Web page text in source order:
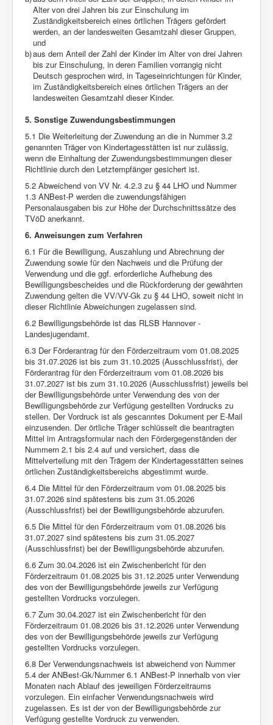
Alter von drei Jahren bis zur Einschulung im
Zuständigkeitsbereich eines örtlichen Trägers gefördert
werden, an der landesweiten Gesamtzahl dieser Gruppen,
und
b)aus dem Anteil der Zahl der Kinder im Alter von drei Jahren
bis zur Einschulung, in deren Familien vorrangig nicht
Deutsch gesprochen wird, in Tageseinrichtungen für Kinder,
im Zuständigkeitsbereich eines örtlichen Trägers an der
landesweiten Gesamtzahl dieser Kinder.
5. Sonstige Zuwendungsbestimmungen
5.1 Die Weiterleitung der Zuwendung an die in Nummer 3.2
genannten Träger von Kindertagesstätten ist nur zulässig,
wenn die Einhaltung der Zuwendungsbestimmungen dieser
Richtlinie durch den Letztempfänger gesichert ist.
5.2 Abweichend von VV Nr. 4.2.3 zu § 44 LHO und Nummer
1.3 ANBest-P werden die zuwendungsfähigen
Personalausgaben bis zur Höhe der Durchschnittssätze des
TVöD anerkannt.
6. Anweisungen zum Verfahren
6.1 Für die Bewilligung, Auszahlung und Abrechnung der
Zuwendung sowie für den Nachweis und die Prüfung der
Verwendung und die ggf. erforderliche Aufhebung des
Bewilligungsbescheides und die Rückforderung der gewährten
Zuwendung gelten die VV/VV-Gk zu § 44 LHO, soweit nicht in
dieser Richtlinie Abweichungen zugelassen sind.
6.2 Bewilligungsbehörde ist das RLSB Hannover -
Landesjugendamt.
6.3 Der Förderantrag für den Förderzeitraum vom 01.08.2025
bis 31.07.2026 ist bis zum 31.10.2025 (Ausschlussfrist), der
Förderantrag für den Förderzeitraum vom 01.08.2026 bis
31.07.2027 ist bis zum 31.10.2026 (Ausschlussfrist) jeweils bei
der Bewilligungsbehörde unter Verwendung des von der
Bewilligungsbehörde zur Verfügung gestellten Vordrucks zu
stellen. Der Vordruck ist als gescanntes Dokument per E-Mail
einzusenden. Der örtliche Träger schlüsselt die beantragten
Mittel im Antragsformular nach den Fördergegenständen der
Nummern 2.1 bis 2.4 auf und versichert, dass die
Mittelverteilung mit den Trägern der Kindertagesstätten seines
örtlichen Zuständigkeitsbereichs abgestimmt wurde.
6.4 Die Mittel für den Förderzeitraum vom 01.08.2025 bis
31.07.2026 sind spätestens bis zum 31.05.2026
(Ausschlussfrist) bei der Bewilligungsbehörde abzurufen.
6.5 Die Mittel für den Förderzeitraum vom 01.08.2026 bis
31.07.2027 sind spätestens bis zum 31.05.2027
(Ausschlussfrist) bei der Bewilligungsbehörde abzurufen.
6.6 Zum 30.04.2026 ist ein Zwischenbericht für den
Förderzeitraum 01.08.2025 bis 31.12.2025 unter Verwendung
des von der Bewilligungsbehörde jeweils zur Verfügung
gestellten Vordrucks vorzulegen.
6.7 Zum 30.04.2027 ist ein Zwischenbericht für den
Förderzeitraum 01.08.2026 bis 31.12.2026 unter Verwendung
des von der Bewilligungsbehörde jeweils zur Verfügung
gestellten Vordrucks vorzulegen.
6.8 Der Verwendungsnachweis ist abweichend von Nummer
5.4 der ANBest-Gk/Nummer 6.1 ANBest-P innerhalb von vier
Monaten nach Ablauf des jeweiligen Förderzeitraums
vorzulegen. Ein einfacher Verwendungsnachweis wird
zugelassen. Es ist der von der Bewilligungsbehörde zur
Verfügung gestellte Vordruck zu verwenden.